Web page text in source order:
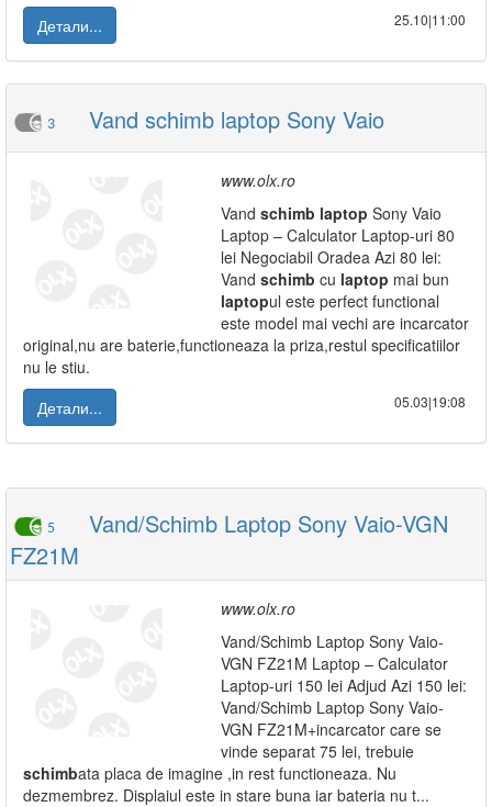
Детали...
25.10|11:00
3 Vand schimb laptop Sony Vaio
www.olx.ro
Vand schimb laptop Sony Vaio
Laptop – Calculator Laptop-uri 80
lei Negociabil Oradea Azi 80 lei:
Vand schimb cu laptop mai bun
laptopul este perfect functional
este model mai vechi are incarcator
original,nu are baterie,functioneaza la priza,restul specificatiilor
nu le stiu.
Детали...
05.03|19:08
5
Vand/Schimb Laptop Sony Vaio-VGN
FZ21M
www.olx.ro
Vand/Schimb Laptop Sony Vaio-
VGN FZ21M Laptop – Calculator
Laptop-uri 150 lei Adjud Azi 150 lei:
Vand/Schimb Laptop Sony Vaio-
VGN FZ21M+incarcator care se
vinde separat 75 lei, trebuie
schimbata placa de imagine ,in rest functioneaza. Nu
dezmembrez. Displaiul este in stare buna iar bateria nu t...